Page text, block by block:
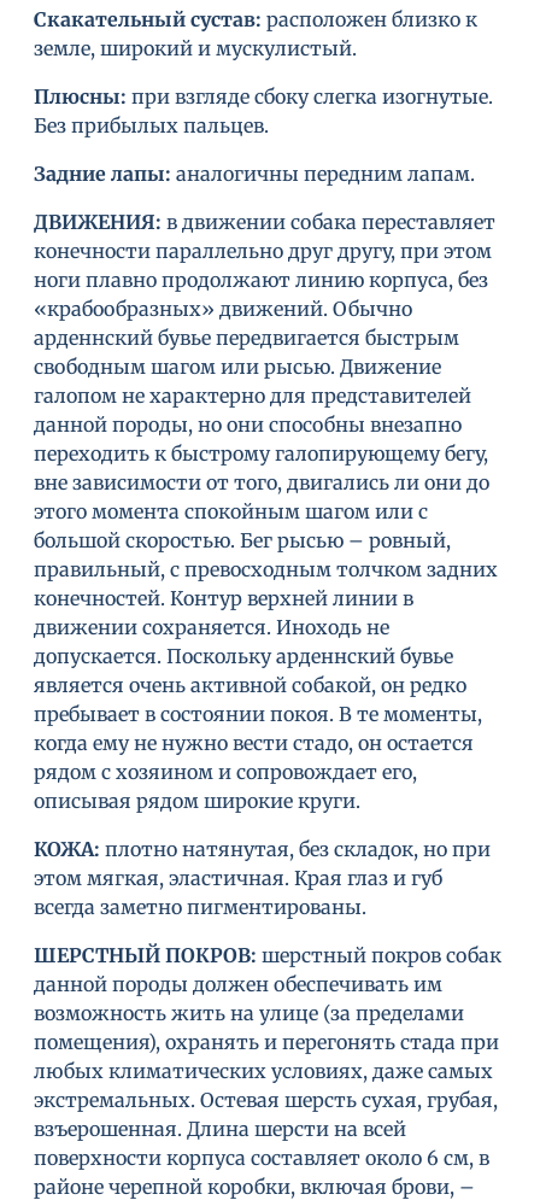
Скакательный сустав: расположен близко к
земле, широкий и мускулистый.
Плюсны: при взгляде сбоку слегка изогнутые.
Без прибылых пальцев.
Задние лапы: аналогичны передним лапам.
ДВИЖЕНИЯ: в движении собака переставляет
конечности параллельно друг другу, при этом
ноги плавно продолжают линию корпуса, без
«крабообразных» движений. Обычно
арденнский бувье передвигается быстрым
свободным шагом или рысью. Движение
галопом не характерно для представителей
данной породы, но они способны внезапно
переходить к быстрому галопирующему бегу,
вне зависимости от того, двигались ли они до
этого момента спокойным шагом или с
большой скоростью. Бег рысью – ровный,
правильный, с превосходным толчком задних
конечностей. Контур верхней линии в
движении сохраняется. Иноходь не
допускается. Поскольку арденнский бувье
является очень активной собакой, он редко
пребывает в состоянии покоя. В те моменты,
когда ему не нужно вести стадо, он остается
рядом с хозяином и сопровождает его,
описывая рядом широкие круги.
КОЖА: плотно натянутая, без складок, но при
этом мягкая, эластичная. Края глаз и губ
всегда заметно пигментированы.
ШЕРСТНЫЙ ПОКРОВ: шерстный покров собак
данной породы должен обеспечивать им
возможность жить на улице (за пределами
помещения), охранять и перегонять стада при
любых климатических условиях, даже самых
экстремальных. Остевая шерсть сухая, грубая,
взъерошенная. Длина шерсти на всей
поверхности корпуса составляет около 6 см, в
районе черепной коробки, включая брови, –